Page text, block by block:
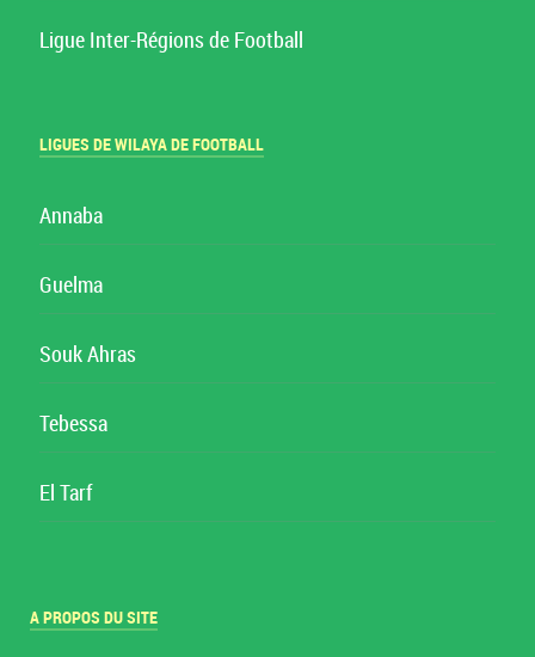
Ligue Inter-Régions de Football
LIGUES DE WILAYA DE FOOTBALL
Annaba
Guelma
Souk Ahras
Tebessa
El Tarf
A PROPOS DU SITE